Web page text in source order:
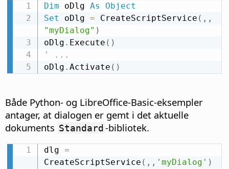
Dim oDlg As
Object
Set oDlg = CreateScriptService ( , ,
"myDialog" )
oDlg . Execute ( )
' ...
oDlg . Activate ( )
Både Python- og LibreOffice-Basic-eksempler
antager, at dialogen er gemt i det aktuelle
dokuments Standard-bibliotek.
dlg =
CreateScriptService ( , , 'myDialog' )